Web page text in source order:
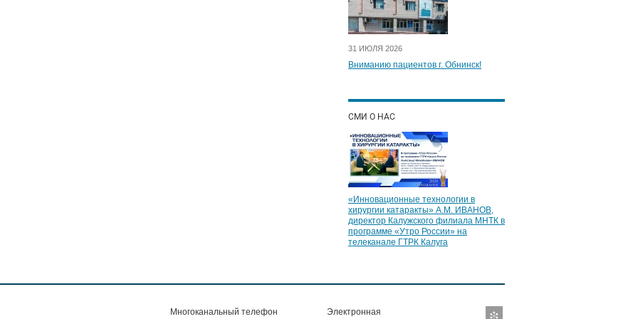
31 ИЮЛЯ 2026
Вниманию пациентов г. Обнинск!
СМИ О НАС
«Инновационные технологии в
хирургии катаракты» А.М. ИВАНОВ,
директор Калужского филиала МНТК в
программе «Утро России» на
телеканале ГТРК Калуга
Многоканальный телефон
Электронная